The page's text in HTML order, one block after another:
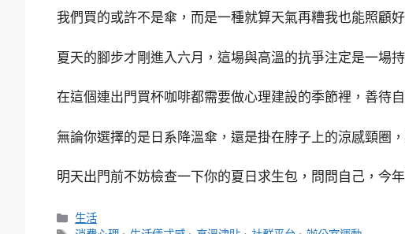
我們買的或許不是傘，而是一種就算天氣再糟我也能照顧
夏天的腳步才剛進入六月，這場與高溫的抗爭注定是一場持
在這個連出門買杯咖啡都需要做心理建設的季節裡，善待
無論你選擇的是日系降溫傘，還是掛在脖子上的涼感頸圈
明天出門前不妨檢查一下你的夏日求生包，問問自己，今
分
生活